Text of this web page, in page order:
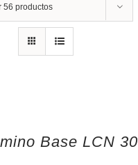
56 productos
Base LCN 30